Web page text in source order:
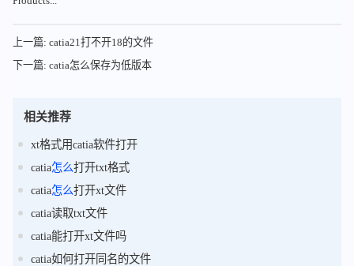
上一篇: catia21打不开18的文件
下一篇: catia怎么保存为低版本
相关推荐
xt格式用catia软件打开
catia怎么打开txt格式
catia怎么打开xt文件
catia读取txt文件
catia能打开xt文件吗
catia如何打开同名的文件